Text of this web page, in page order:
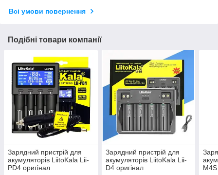
Всі умови повернення
Подібні товари компанії
Зарядний пристрій для
акумуляторів LiitoKala Lii-
PD4 оригінал
Зарядний пристрій для
акумуляторів LiitoKala Lii-
D4 оригінал
M4S